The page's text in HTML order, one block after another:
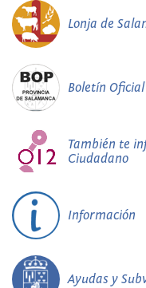
Lonja de
Boletín
También te
Ciudadano
Información
Ayudas y